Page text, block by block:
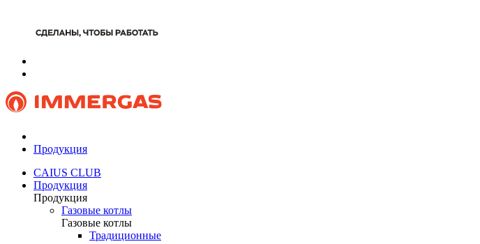
Продукция
CAIUS CLUB
Продукция
Продукция
Газовые котлы
Газовые котлы
Традиционные